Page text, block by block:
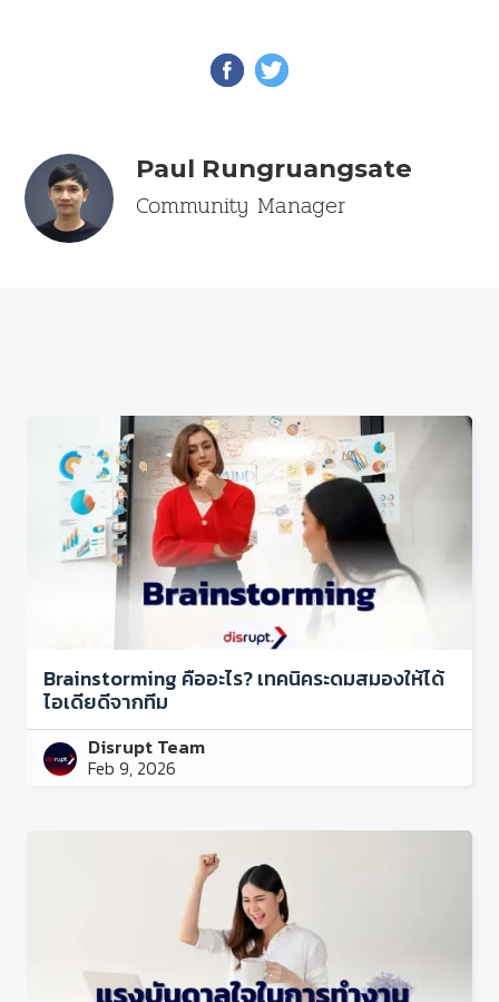
Paul Rungruangsate
Community Manager
Brainstorming คืออะไร? เทคนิคระดมสมองให้ได้
ไอเดียดีจากทีม
Disrupt Team
Feb 9, 2026